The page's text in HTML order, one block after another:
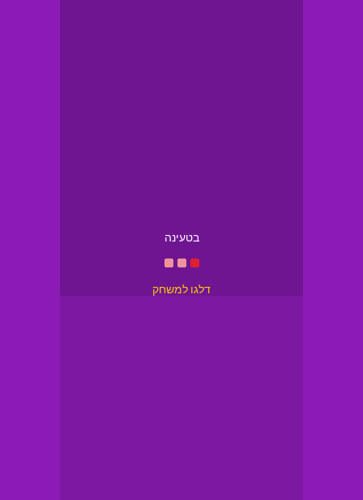
בטעינה
דלגו למשחק